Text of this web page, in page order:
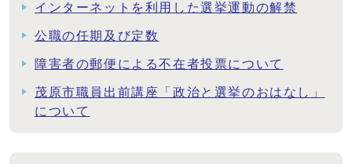
インターネットを利用した選挙運動の解禁
公職の任期及び定数
障害者の郵便による不在者投票について
茂原市職員出前講座「政治と選挙のおはなし」
について